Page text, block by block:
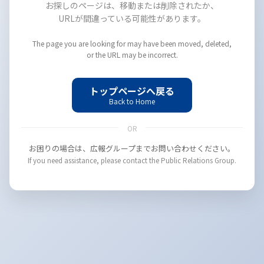
お探しのページは、移動または削除されたか、
URLが間違っている可能性があります。
The page you are looking for may have been moved, deleted,
or the URL may be incorrect.
トップページへ戻る
Back to Home
OR
お困りの場合は、広報グループまでお問い合わせください。
If you need assistance, please contact the Public Relations Group.